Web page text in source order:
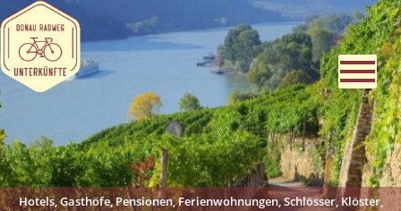
Hotels, Gasthöfe, Pensionen, Ferienwohnungen, Schlösser, Klöster,